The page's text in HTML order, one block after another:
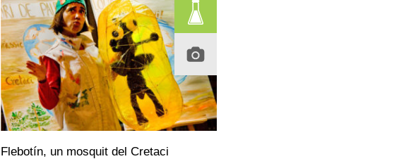
Flebotín, un mosquit del Cretaci